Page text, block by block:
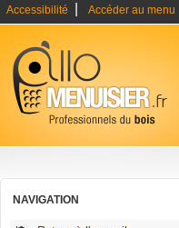
Accessibilité Accéder au menu
NAVIGATION